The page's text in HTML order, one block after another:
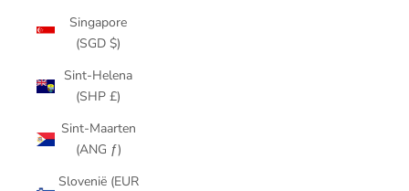
Singapore
(SGD $)
Sint-Helena
(SHP £)
Sint-Maarten
(ANG ƒ)
Slovenië (EUR